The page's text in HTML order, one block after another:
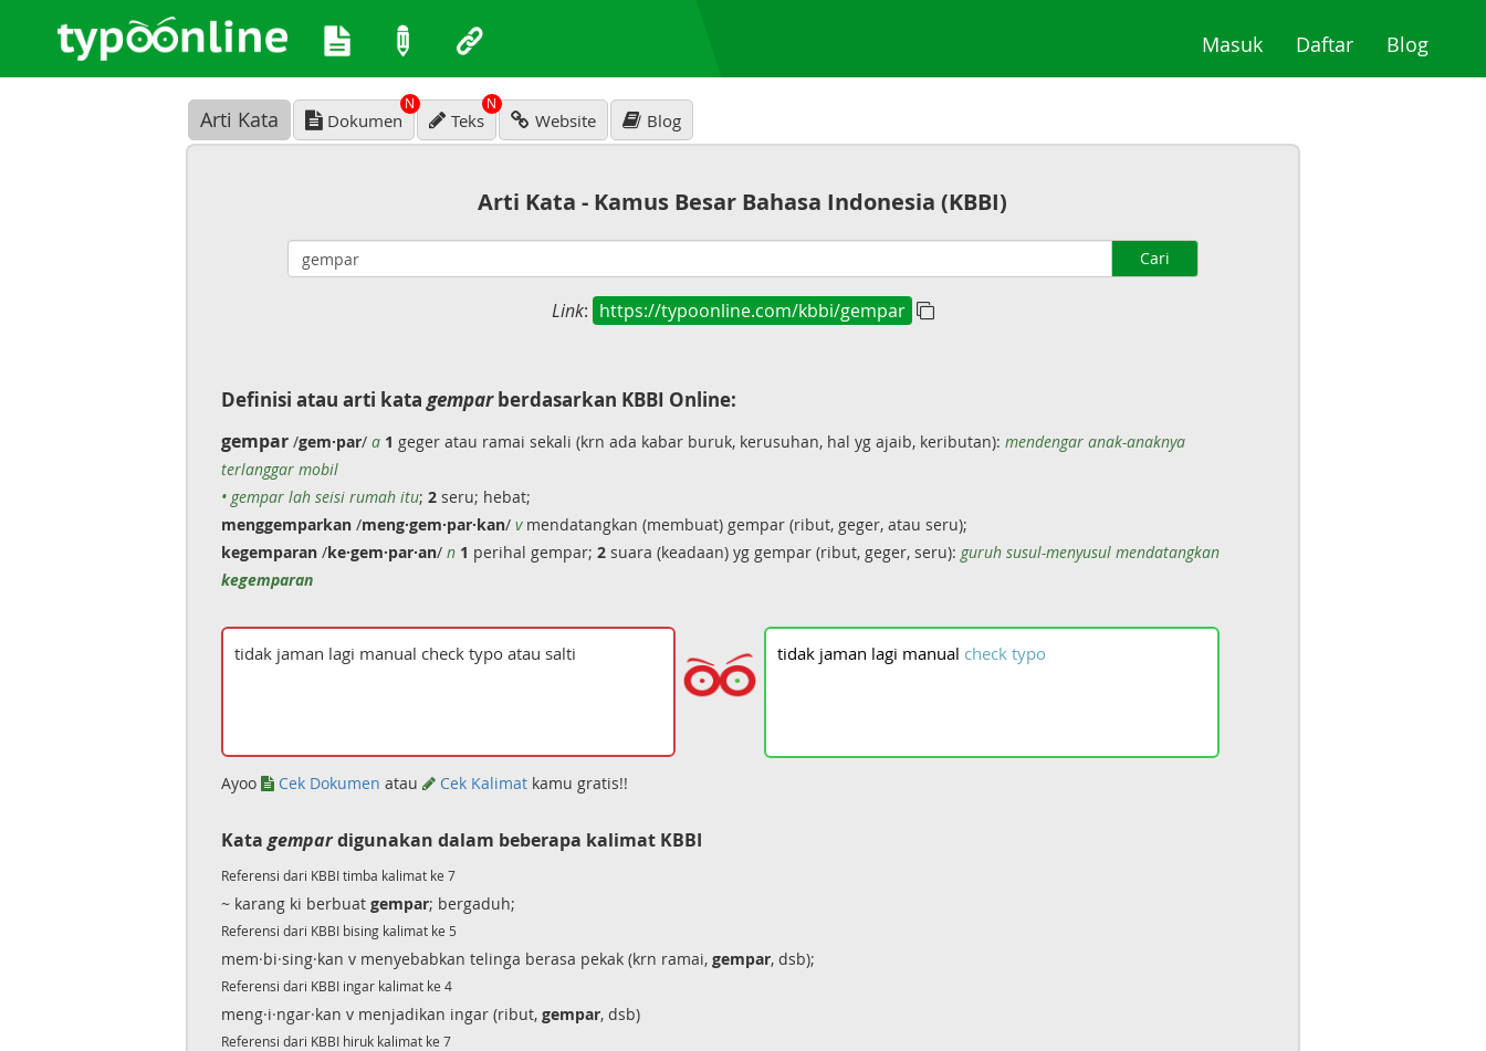
Masuk(current)
Daftar(current)
Blog
Arti Kata Dokumen
N
Teks
N
Website Blog
Arti Kata - Kamus Besar Bahasa Indonesia (KBBI)
Cari
Link: https://typoonline.com/kbbi/gempar
Definisi atau arti kata gemparberdasarkan KBBI Online:
gempar/gem·par/ a 1 geger atau ramai sekali (krn ada kabar buruk, kerusuhan, hal yg ajaib, keributan): mendengar anak-anaknya
terlanggar mobil
• gempar lah seisi rumah itu; 2seru; hebat;
menggemparkan/meng·gem·par·kan/ vmendatangkan (membuat) gempar (ribut, geger, atau seru);
kegemparan/ke·gem·par·an/ n 1 perihal gempar; 2suara (keadaan) yg gempar (ribut, geger, seru): guruh susul-menyusul mendatangkan
kegemparan
tidak jaman lagi manual check typo
Ayoo Cek Dokumen atau Cek Kalimatkamu gratis!!
Kata gempardigunakan dalam beberapa kalimat KBBI
Referensi dari KBBI timba kalimat ke 7
~ karang ki berbuat gempar; bergaduh;
Referensi dari KBBI bising kalimat ke 5
mem·bi·sing·kan v menyebabkan telinga berasa pekak (krn ramai, gempar, dsb);
Referensi dari KBBI ingar kalimat ke 4
meng·i·ngar·kan v menjadikan ingar (ribut, gempar, dsb)
Referensi dari KBBI hiruk kalimat ke 7